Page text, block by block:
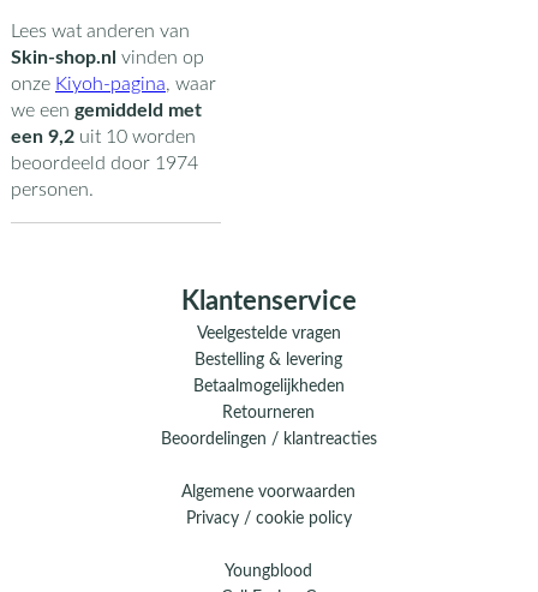
Lees wat anderen van
Skin-shop.nl vinden op
onze Kiyoh-pagina, waar
we een gemiddeld met
een 9,2uit 10worden
beoordeeld door 1974
personen.
Klantenservice
Veelgestelde vragen
Bestelling & levering
Betaalmogelijkheden
Retourneren
Beoordelingen / klantreacties
Algemene voorwaarden
Privacy / cookie policy
Youngblood